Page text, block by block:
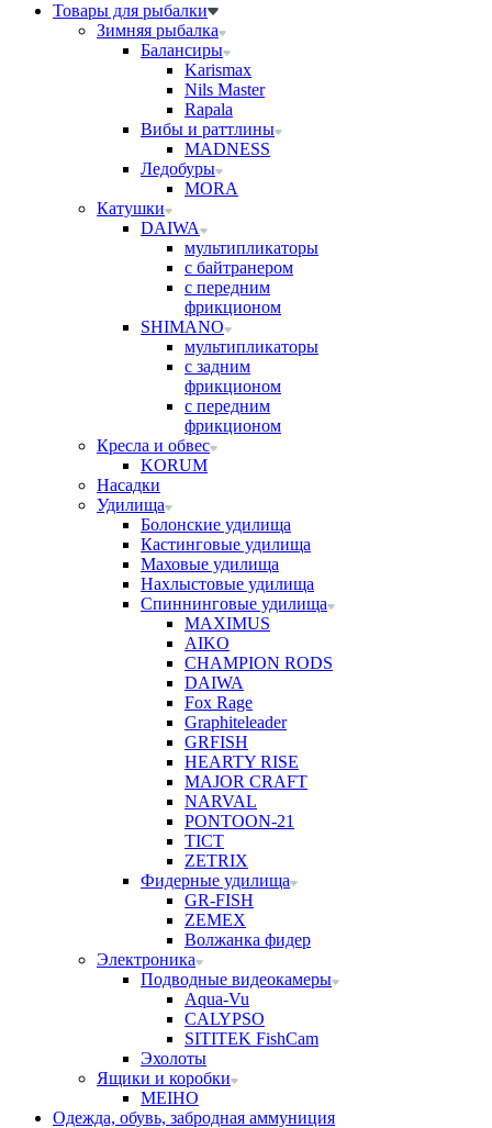
Товары для рыбалки
Зимняя рыбалка
Балансиры
Karismax
Nils Master
Rapala
Вибы и раттлины
MADNESS
Ледобуры
MORA
Катушки
DAIWA
мультипликаторы
с байтранером
с передним
фрикционом
SHIMANO
мультипликаторы
с задним
фрикционом
с передним
фрикционом
Кресла и обвес
KORUM
Насадки
Удилища
Болонские удилища
Кастинговые удилища
Маховые удилища
Нахлыстовые удилища
Спиннинговые удилища
MAXIMUS
AIKO
CHAMPION RODS
DAIWA
Fox Rage
Graphiteleader
GRFISH
HEARTY RISE
MAJOR CRAFT
NARVAL
PONTOON-21
TICT
ZETRIX
Фидерные удилища
GR-FISH
ZEMEX
Волжанка фидер
Электроника
Подводные видеокамеры
Aqua-Vu
CALYPSO
SITITEK FishCam
Эхолоты
Ящики и коробки
MEIHO
Одежда, обувь, забродная аммуниция